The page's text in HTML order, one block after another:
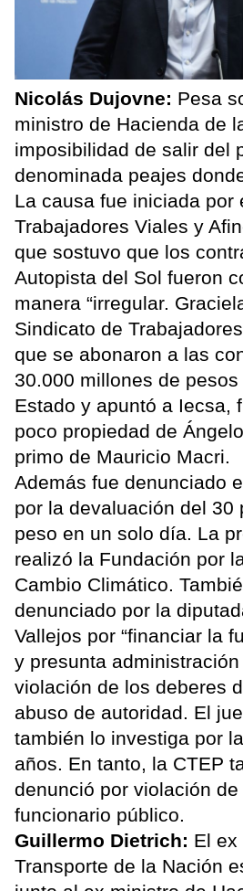
Nicolás Dujovne: Pesa
ministro de Hacienda de
imposibilidad de salir del
denominada peajes
La causa fue iniciada por
Trabajadores Viales y
que sostuvo que los
Autopista del Sol fueron
manera “irregular.
Sindicato de
que se abonaron a las
30.000 millones de
Estado y apuntó a Iecsa,
poco propiedad de
primo de Mauricio Macri.
Además fue denunciado
por la devaluación del 30
peso en un solo día. La
realizó la Fundación por
Cambio Climático.
denunciado por la
Vallejos por “financiar la
y presunta
violación de los deberes
abuso de autoridad. El
también lo investiga por
años. En tanto, la CTEP
denunció por violación
funcionario público.
Guillermo Dietrich: El ex
Transporte de la Nación